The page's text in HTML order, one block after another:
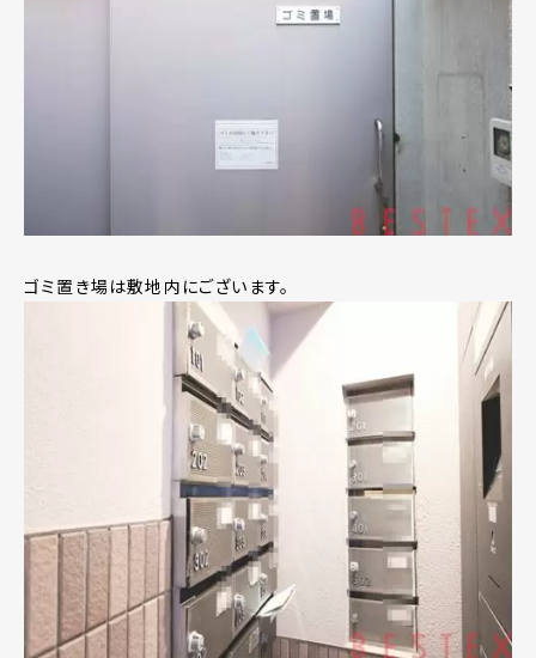
ゴミ置き場は敷地内にございます。